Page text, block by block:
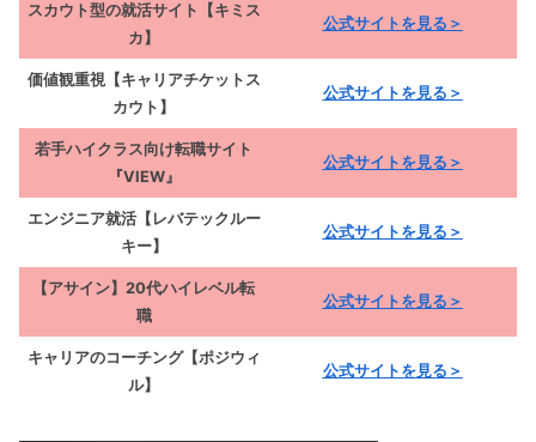
スカウト型の就活サイト【キミス
カ】
公式サイトを見る＞
価値観重視【キャリアチケットス
カウト】
公式サイトを見る＞
若手ハイクラス向け転職サイト
『VIEW』
公式サイトを見る＞
エンジニア就活【レバテックルー
キー】
公式サイトを見る＞
【アサイン】20代ハイレベル転
職
公式サイトを見る＞
キャリアのコーチング【ポジウィ
ル】
公式サイトを見る＞